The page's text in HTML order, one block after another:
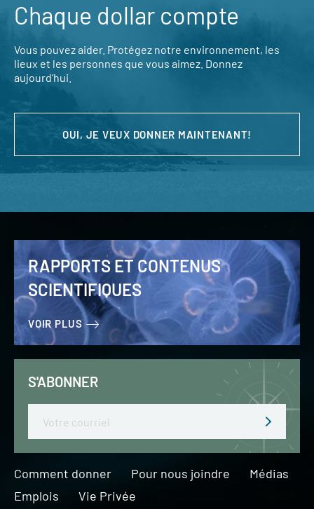
Chaque dollar compte
Vous pouvez aider. Protégez notre environnement, les
lieux et les personnes que vous aimez. Donnez
aujourd’hui.
OUI, JE VEUX DONNER MAINTENANT!
RAPPORTS ET CONTENUS
SCIENTIFIQUES
VOIR PLUS
S'ABONNER
Comment donner Pour nous joindre
Médias
Emplois
Vie Privée